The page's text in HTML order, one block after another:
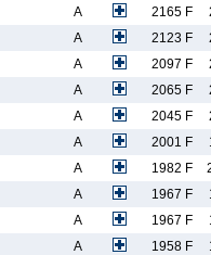
A 2165 F
A 2123 F
A 2097 F
A 2065 F
A 2045 F
A 2001 F
A 1982 F
A 1967 F
A 1967 F
A 1958 F